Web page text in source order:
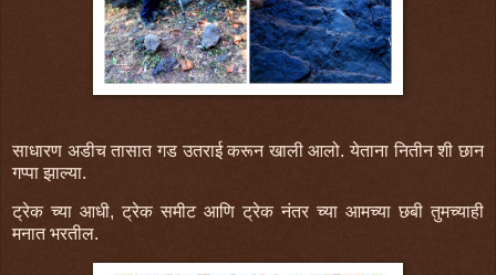
साधारण अडीच तासात गड उतराई करून खाली आलो. येताना नितीन शी छान
गप्पा झाल्या.
ट्रेक च्या आधी, ट्रेक समीट आणि ट्रेक नंतर च्या आमच्या छबी तुमच्याही
मनात भरतील.